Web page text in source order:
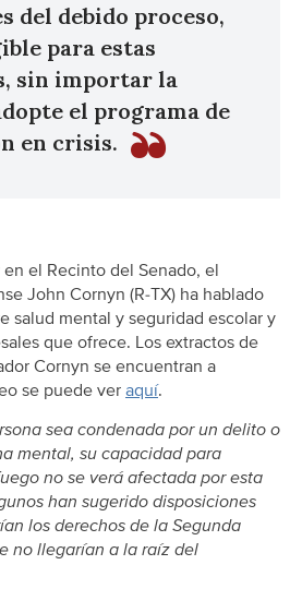
del debido proceso,
para estas
sin importar la
el programa de
en crisis.
en el Recinto del Senado, el
John Cornyn (R-TX) ha hablado
salud mental y seguridad escolar y
que ofrece. Los extractos de
Cornyn se encuentran a
se puede ver aquí.
sea condenada por un delito o
mental, su capacidad para
no se verá afectada por esta
han sugerido disposiciones
los derechos de la Segunda
no llegarían a la raíz del